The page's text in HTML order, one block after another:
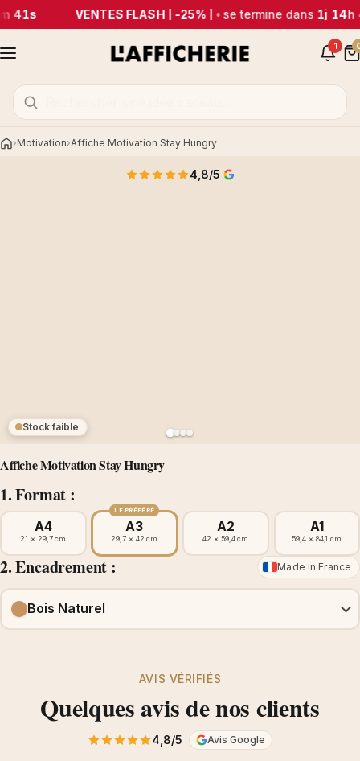
41s VENTES FLASH | -25% | •se termine dans1j 14h
1
AccueilMotivation Affiche Motivation Stay Hungry
Affiche Motivation Stay Hungry
1. Format :
Stock faible
4,8/5
A4
21 × 29,7 cm
LE PRÉFÉRÉ
A3
29,7 × 42 cm
A2
42 × 59,4 cm
A1
59,4 × 84,1 cm
2. Encadrement : Made in France
Bois Naturel
AVIS VÉRIFIÉS
Quelques avis de nos clients
4,8/5 Avis Google